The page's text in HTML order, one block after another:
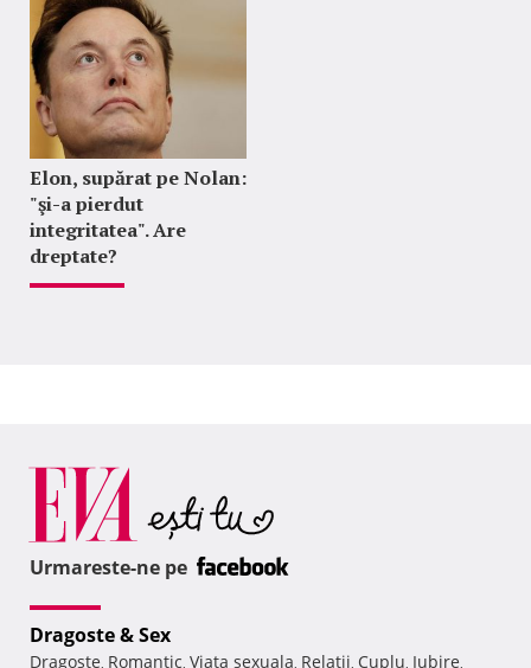
Elon, supărat pe Nolan:
"şi-a pierdut
integritatea". Are
dreptate?
Urmareste-ne pe
Dragoste & Sex
Dragoste, Romantic, Viata sexuala, Relatii, Cuplu, Iubire,